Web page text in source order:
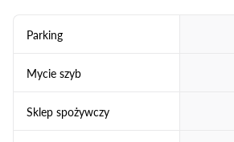
Parking
Mycie szyb
Sklep spożywczy